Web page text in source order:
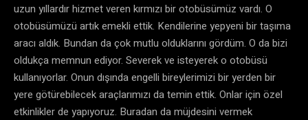
uzun yıllardır hizmet veren kırmızı bir otobüsümüz vardı. O
otobüsümüzü artık emekli ettik. Kendilerine yepyeni bir taşıma
aracı aldık. Bundan da çok mutlu olduklarını gördüm. O da bizi
oldukça memnun ediyor. Severek ve isteyerek o otobüsü
kullanıyorlar. Onun dışında engelli bireylerimizi bir yerden bir
yere götürebilecek araçlarımızı da temin ettik. Onlar için özel
etkinlikler de yapıyoruz. Buradan da müjdesini vermek